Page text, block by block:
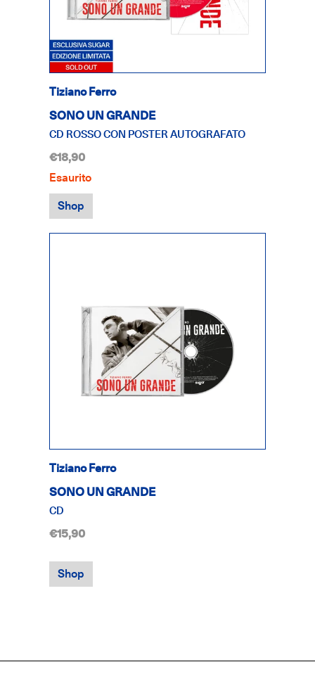
Tiziano Ferro
SONO UN GRANDE
CD ROSSO CON POSTER AUTOGRAFATO
€18,90
Esaurito
Shop
Tiziano Ferro
SONO UN GRANDE
CD
€15,90
Shop